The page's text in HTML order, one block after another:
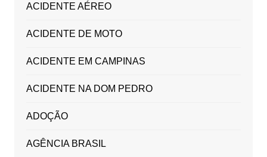
ACIDENTE AÉREO
ACIDENTE DE MOTO
ACIDENTE EM CAMPINAS
ACIDENTE NA DOM PEDRO
ADOÇÃO
AGÊNCIA BRASIL